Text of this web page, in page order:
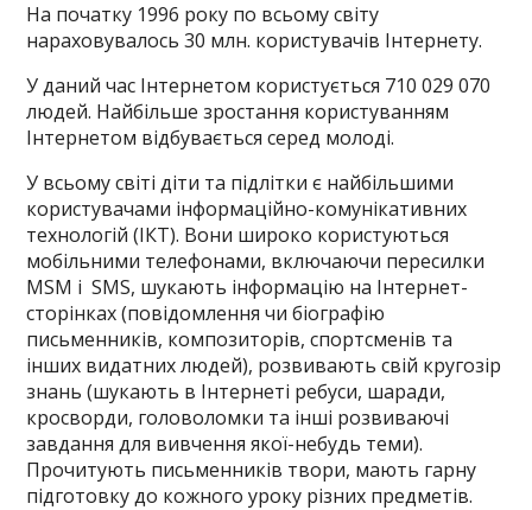
На початку 1996 року по всьому світу
нараховувалось 30 млн. користувачів Інтернету.
У даний час Інтернетом користується 710 029 070
людей. Найбільше зростання користуванням
Інтернетом відбувається серед молоді.
У всьому світі діти та підлітки є найбільшими
користувачами інформаційно-комунікативних
технологій (ІКТ). Вони широко користуються
мобільними телефонами, включаючи пересилки
МSМ і SМS, шукають інформацію на Інтернет-
сторінках (повідомлення чи біографію
письменників, композиторів, спортсменів та
інших видатних людей), розвивають свій кругозір
знань (шукають в Інтернеті ребуси, шаради,
кросворди, головоломки та інші розвиваючі
завдання для вивчення якої-небудь теми).
Прочитують письменників твори, мають гарну
підготовку до кожного уроку різних предметів.